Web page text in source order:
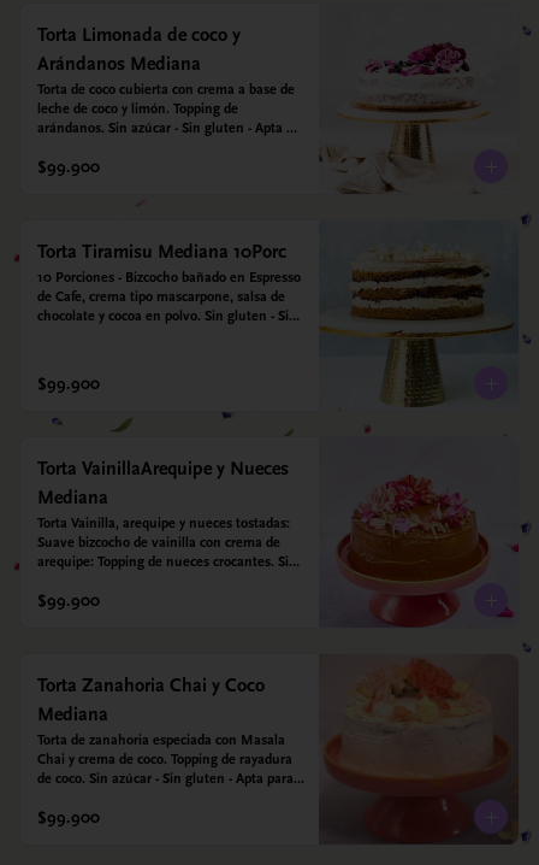
Torta Limonada de coco y
Arándanos Mediana
Torta de coco cubierta con crema a base de
leche de coco y limón. Topping de
arándanos. Sin azúcar - Sin gluten - Apta
$99.900
Torta Tiramisu Mediana 10Porc
10 Porciones - Bizcocho bañado en Espresso
de Cafe, crema tipo mascarpone, salsa de
chocolate y cocoa en polvo. Sin gluten - Sin
$99.900
Torta VainillaArequipe y Nueces
Mediana
Torta Vainilla, arequipe y nueces tostadas:
Suave bizcocho de vainilla con crema de
arequipe: Topping de nueces crocantes. Sin
$99.900
Torta Zanahoria Chai y Coco
Mediana
Torta de zanahoria especiada con Masala
Chai y crema de coco. Topping de rayadura
de coco. Sin azúcar - Sin gluten - Apta para
y almendras. Endulzada con estevia.
$99.900